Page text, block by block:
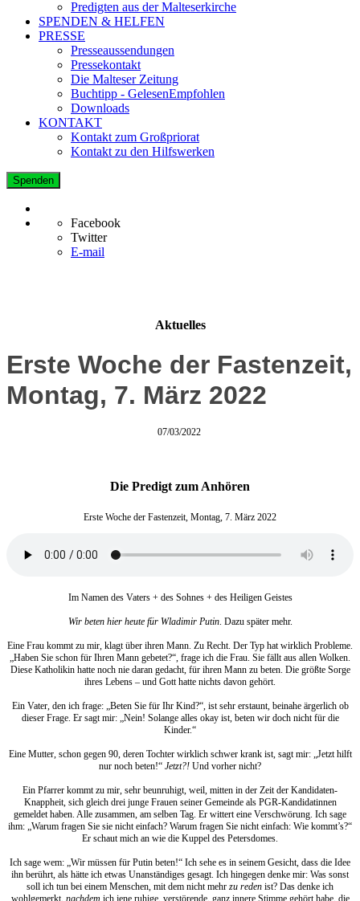
Predigten aus der Malteserkirche
SPENDEN & HELFEN
PRESSE
Presseaussendungen
Pressekontakt
Die Malteser Zeitung
Buchtipp - GelesenEmpfohlen
Downloads
KONTAKT
Kontakt zum Großpriorat
Kontakt zu den Hilfswerken
Spenden
Facebook
Twitter
E-mail
Aktuelles
Erste Woche der Fastenzeit,
Montag, 7. März 2022
07/03/2022
Die Predigt zum Anhören
Erste Woche der Fastenzeit, Montag, 7. März 2022
Im Namen des Vaters + des Sohnes + des Heiligen Geistes
Wir beten hier heute für Wladimir Putin. Dazu später mehr.
Eine Frau kommt zu mir, klagt über ihren Mann. Zu Recht. Der Typ hat wirklich Probleme.
„Haben Sie schon für Ihren Mann gebetet?“, frage ich die Frau. Sie fällt aus allen Wolken.
Diese Katholikin hatte noch nie daran gedacht, für ihren Mann zu beten. Die größte Sorge
ihres Lebens – und Gott hatte nichts davon gehört.
Ein Vater, den ich frage: „Beten Sie für Ihr Kind?“, ist sehr erstaunt, beinahe ärgerlich ob
dieser Frage. Er sagt mir: „Nein! Solange alles okay ist, beten wir doch nicht für die
Kinder.“
Eine Mutter, schon gegen 90, deren Tochter wirklich schwer krank ist, sagt mir: „Jetzt hilft
nur noch beten!“ Jetzt?! Und vorher nicht?
Ein Pfarrer kommt zu mir, sehr beunruhigt, weil, mitten in der Zeit der Kandidaten-
Knappheit, sich gleich drei junge Frauen seiner Gemeinde als PGR-Kandidatinnen
gemeldet haben. Alle zusammen, am selben Tag. Er wittert eine Verschwörung. Ich sage
ihm: „Warum fragen Sie sie nicht einfach? Warum fragen Sie nicht einfach: Wie kommt’s?“
Er schaut mich an wie die Kuppel des Petersdomes.
Ich sage wem: „Wir müssen für Putin beten!“ Ich sehe es in seinem Gesicht, dass die Idee
ihn berührt, als hätte ich etwas Unanständiges gesagt. Ich hingegen denke mir: Was sonst
soll ich tun bei einem Menschen, mit dem nicht mehr zu reden ist? Das denke ich
wohlgemerkt, nachdem ich jene ruhige, verstörende, ganz innere Stimme gehört habe, die